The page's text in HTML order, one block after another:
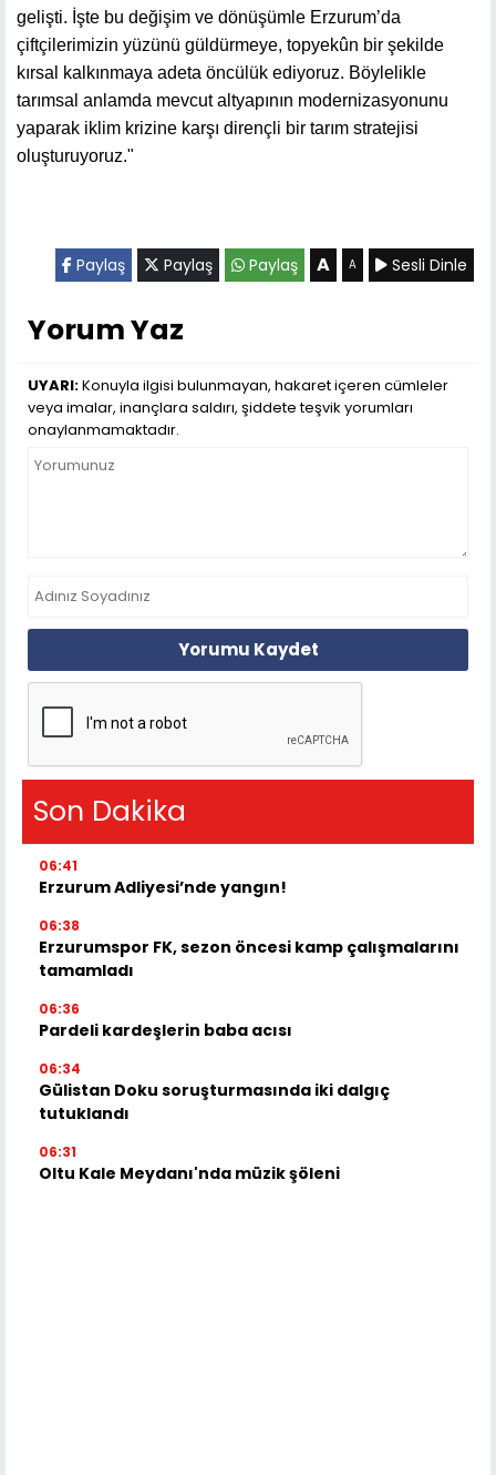
gelişti. İşte bu değişim ve dönüşümle Erzurum’da
çiftçilerimizin yüzünü güldürmeye, topyekûn bir şekilde
kırsal kalkınmaya adeta öncülük ediyoruz. Böylelikle
tarımsal anlamda mevcut altyapının modernizasyonunu
yaparak iklim krizine karşı dirençli bir tarım stratejisi
oluşturuyoruz."
Paylaş Paylaş Paylaş A A Sesli Dinle
Yorum Yaz
UYARI:Konuyla ilgisi bulunmayan, hakaret içeren cümleler
veya imalar, inançlara saldırı, şiddete teşvik yorumları
onaylanmamaktadır.
Yorumu Kaydet
Son Dakika
06:41
Erzurum Adliyesi’nde yangın!
06:38
Erzurumspor FK, sezon öncesi kamp çalışmalarını
tamamladı
06:36
Pardeli kardeşlerin baba acısı
06:34
Gülistan Doku soruşturmasında iki dalgıç
tutuklandı
06:31
Oltu Kale Meydanı'nda müzik şöleni